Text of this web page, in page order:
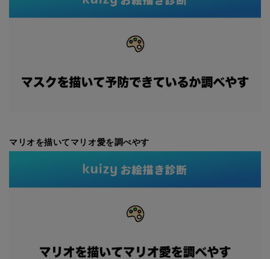
マリオを描いてマリオ愛を調べやす